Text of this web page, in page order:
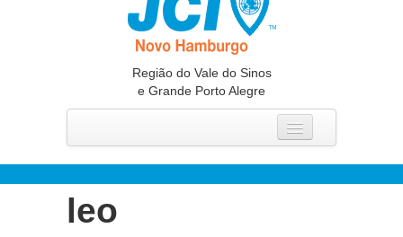
Região do Vale do Sinos
e Grande Porto Alegre
leo